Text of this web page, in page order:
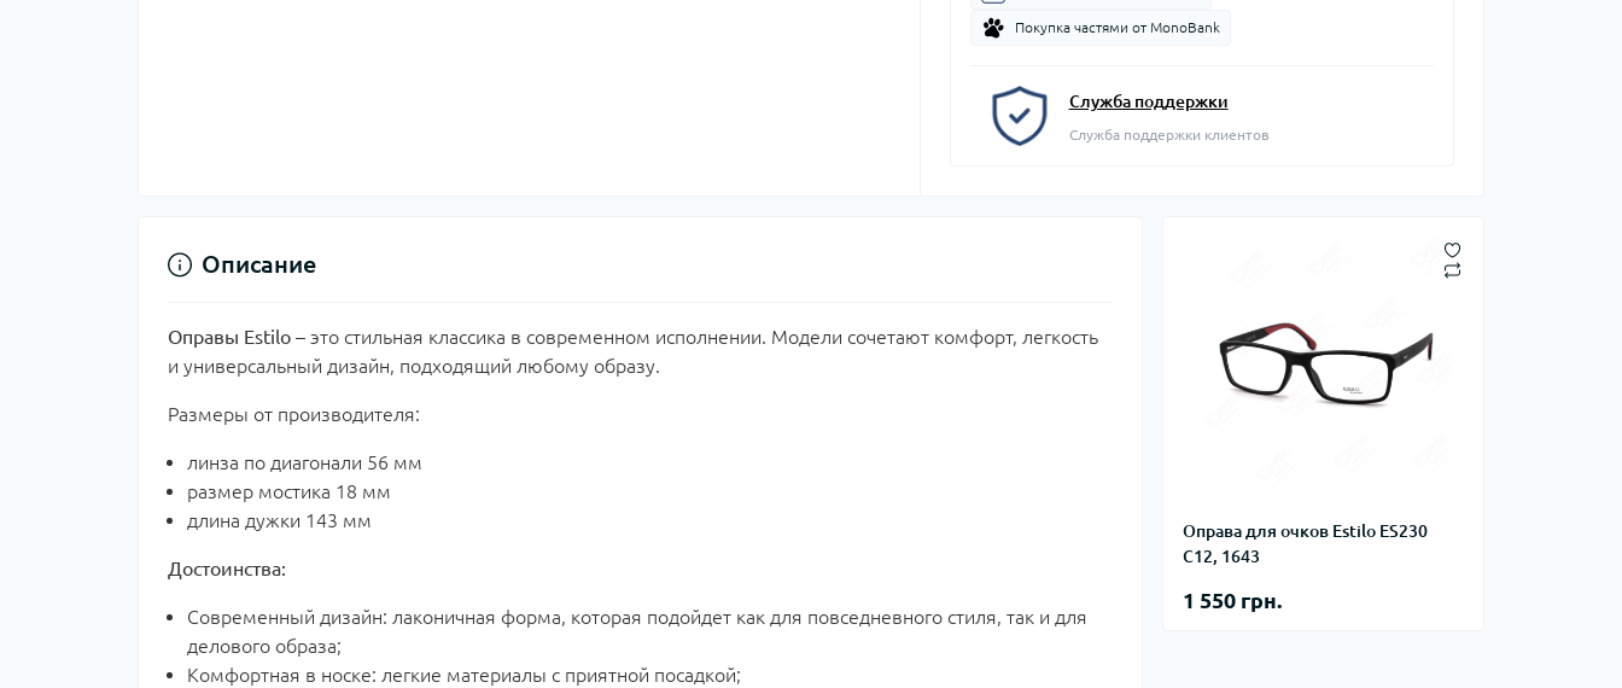
Покупка частями от MonoBank
Служба поддержки
Служба поддержки клиентов
Оправа для очков Estilo ES230
C12, 1643
1 550 грн.
Описание
Оправы Estilo – это стильная классика в современном исполнении. Модели сочетают комфорт, легкость
и универсальный дизайн, подходящий любому образу.
Размеры от производителя:
линза по диагонали 56 мм
размер мостика 18 мм
длина дужки 143 мм
Достоинства:
Современный дизайн: лаконичная форма, которая подойдет как для повседневного стиля, так и для
делового образа;
Комфортная в носке: легкие материалы с приятной посадкой;